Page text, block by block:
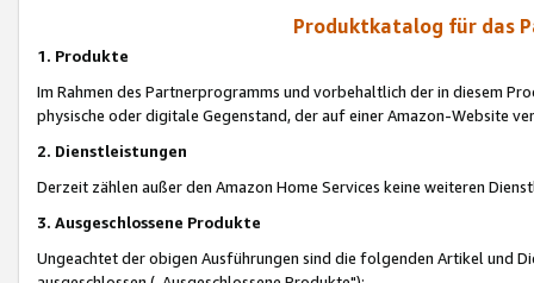
Produktkatalog für das
1. Produkte
Im Rahmen des Partnerprogramms und vorbehaltlich der in diesem
physische oder digitale Gegenstand, der auf einer Amazon-Website
2. Dienstleistungen
Derzeit zählen außer den Amazon Home Services keine weiteren
3. Ausgeschlossene Produkte
Ungeachtet der obigen Ausführungen sind die folgenden Artikel und